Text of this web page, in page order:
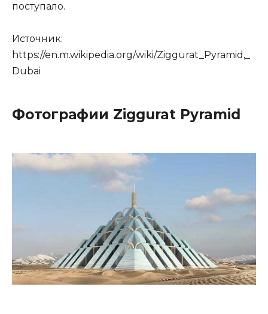
поступало.
Источник:
https://en.m.wikipedia.org/wiki/Ziggurat_Pyramid,_
Dubai
Фотографии Ziggurat Pyramid